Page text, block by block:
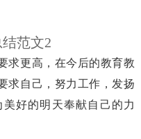
范文2
求更高，在今后的教育教
求自己，努力工作，发扬
好的明天奉献自己的力